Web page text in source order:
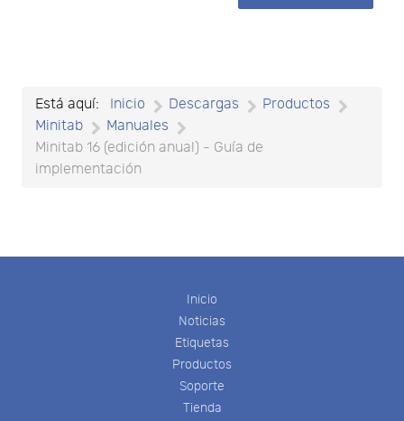
Está aquí: Inicio Descargas
Productos
Minitab
Manuales
Minitab 16 (edición anual) - Guía de
implementación
Inicio
Noticias
Etiquetas
Productos
Soporte
Tienda